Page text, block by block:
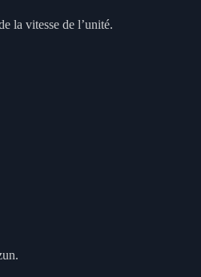
la vitesse de l’unité.